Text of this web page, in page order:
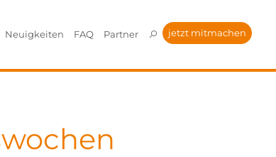
Neuigkeiten FAQ Partner jetzt mitmachen